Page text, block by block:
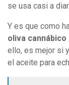
se usa casi a
Y es que como
oliva
ello, es mejor si
el aceite para